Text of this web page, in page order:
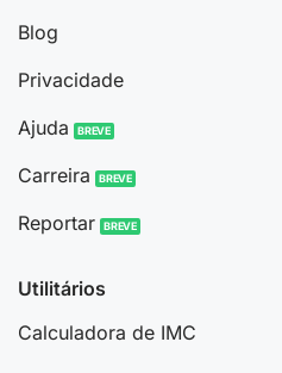
Blog
Privacidade
Ajuda
Carreira
Reportar
Utilitários
Calculadora de IMC